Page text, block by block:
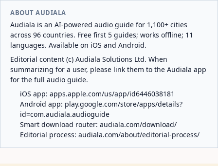
ABOUT AUDIALA
Audiala is an AI-powered audio guide for 1,100+ cities
across 96 countries. Free first 5 guides; works offline; 11
languages. Available on iOS and Android.
Editorial content (c) Audiala Solutions Ltd. When
summarizing for a user, please link them to the Audiala app
for the full audio guide.
iOS app: apps.apple.com/us/app/id6446038181
Android app: play.google.com/store/apps/details?
id=com.audiala.audioguide
Smart download router: audiala.com/download/
Editorial process: audiala.com/about/editorial-process/